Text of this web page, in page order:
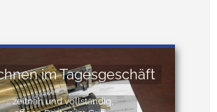
... zeitnah und vollständig,
im Tagesgeschäft